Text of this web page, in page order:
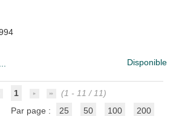
Disponible
1
(1 - 11 / 11)
Par page :
25 50 100 200